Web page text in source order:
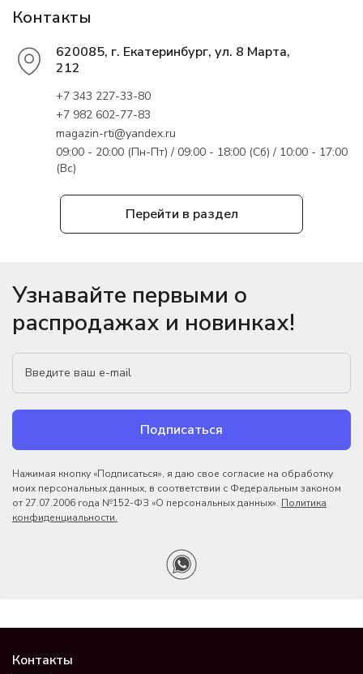
Перейти в раздел
Контакты
620085, г. Екатеринбург, ул. 8 Марта,
212
+7 343 227-33-80
+7 982 602-77-83
magazin-rti@yandex.ru
09:00 - 20:00 (Пн-Пт) / 09:00 - 18:00 (Сб) / 10:00 - 17:00
(Вс)
Узнавайте первыми о
распродажах и новинках!
Подписаться
Нажимая кнопку «Подписаться», я даю свое согласие на обработку
моих персональных данных, в соответствии с Федеральным законом
от 27.07.2006 года №152-ФЗ «О персональных данных». Политика
конфиденциальности.
Контакты